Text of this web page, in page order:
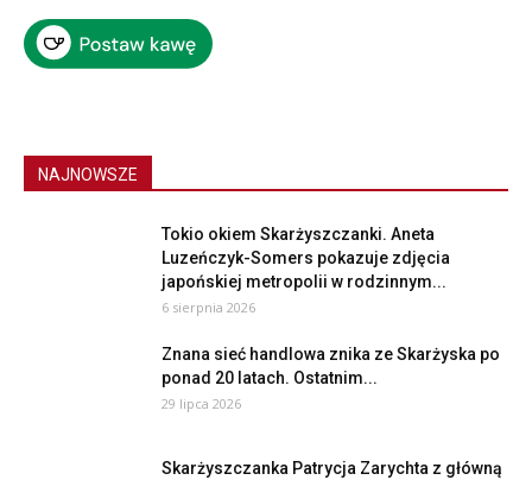
NAJNOWSZE
Tokio okiem Skarżyszczanki. Aneta
Luzeńczyk-Somers pokazuje zdjęcia
japońskiej metropolii w rodzinnym...
6 sierpnia 2026
Znana sieć handlowa znika ze Skarżyska po
ponad 20 latach. Ostatnim...
29 lipca 2026
Skarżyszczanka Patrycja Zarychta z główną